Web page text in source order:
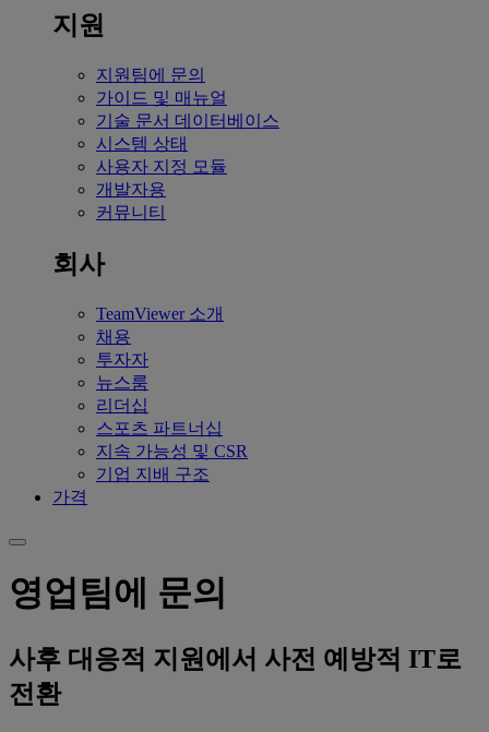
지원
지원팀에 문의
가이드 및 매뉴얼
기술 문서 데이터베이스
시스템 상태
사용자 지정 모듈
개발자용
커뮤니티
회사
TeamViewer 소개
채용
투자자
뉴스룸
리더십
스포츠 파트너십
지속 가능성 및 CSR
기업 지배 구조
가격
영업팀에 문의
사후 대응적 지원에서 사전 예방적 IT로
전환